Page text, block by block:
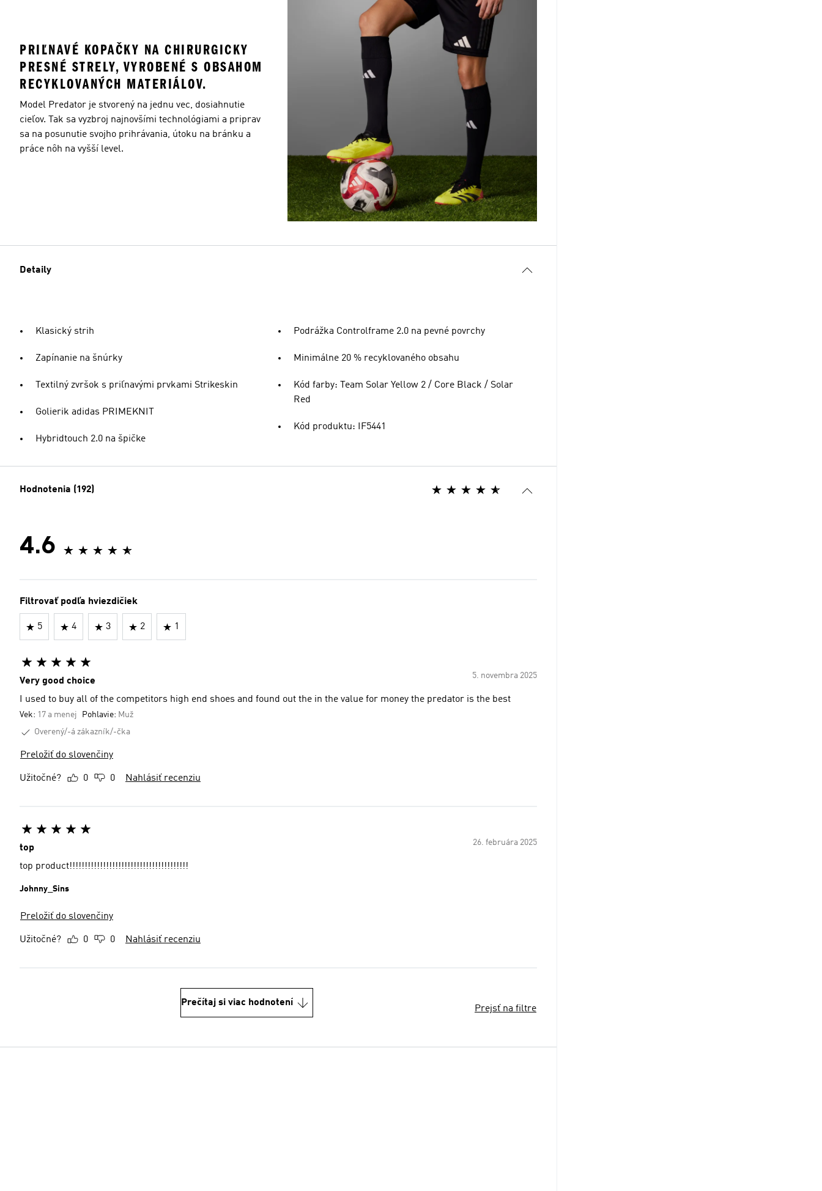
PRIĽNAVÉ KOPAČKY NA CHIRURGICKY
PRESNÉ STRELY, VYROBENÉ S OBSAHOM
RECYKLOVANÝCH MATERIÁLOV.
Model Predator je stvorený na jednu vec, dosiahnutie
cieľov. Tak sa vyzbroj najnovšími technológiami a priprav
sa na posunutie svojho prihrávania, útoku na bránku a
práce nôh na vyšší level.
Detaily
Klasický strih
Zapínanie na šnúrky
Textilný zvršok s priľnavými prvkami Strikeskin
Golierik adidas PRIMEKNIT
Hybridtouch 2.0 na špičke
Podrážka Controlframe 2.0 na pevné povrchy
Minimálne 20 % recyklovaného obsahu
Kód farby: Team Solar Yellow 2 / Core Black / Solar
Red
Kód produktu: IF5441
Hodnotenia (192)
4.6
Filtrovať podľa hviezdičiek
5 4 3 2 1
5. novembra 2025
Very good choice
I used to buy all of the competitors high end shoes and found out the in the value for money the predator is the best
Vek: 17 a menej Pohlavie: Muž
Overený/-á zákazník/-čka
Preložiť do slovenčiny
Užitočné? 0 0 Nahlásiť recenziu
26. februára 2025
top
top product!!!!!!!!!!!!!!!!!!!!!!!!!!!!!!!!!!!!!!!
Johnny_Sins
Preložiť do slovenčiny
Užitočné? 0 0 Nahlásiť recenziu
Prečítaj si viac hodnotení
Prejsť na filtre